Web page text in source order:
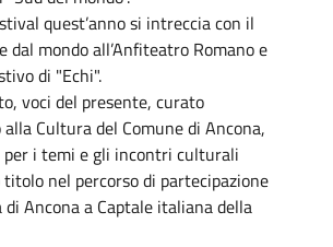
quest’anno si intreccia con il
dal mondo all’Anfiteatro Romano e
di "Echi".
voci del presente, curato
alla Cultura del Comune di Ancona,
per i temi e gli incontri culturali
nel percorso di partecipazione
Ancona a Captale italiana della